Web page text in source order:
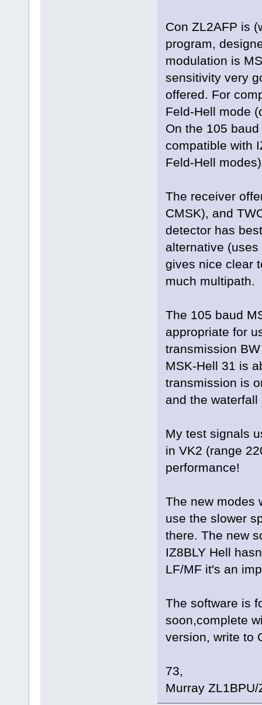
Con ZL2AFP is
program,
modulation is
sensitivity very
offered. For
Feld-Hell mode
On the 105
compatible with
Feld-Hell
The receiver
CMSK), and
detector has
alternative
gives nice clear
much multipath.
The 105 baud
appropriate for
transmission
MSK-Hell 31 is
transmission is
and the
My test signals
in VK2 (range
performance!
The new modes
use the slower
there. The new
IZ8BLY Hell
LF/MF it's an
The software is
soon,complete
version, write to
73,
Murray ZL1BPU/